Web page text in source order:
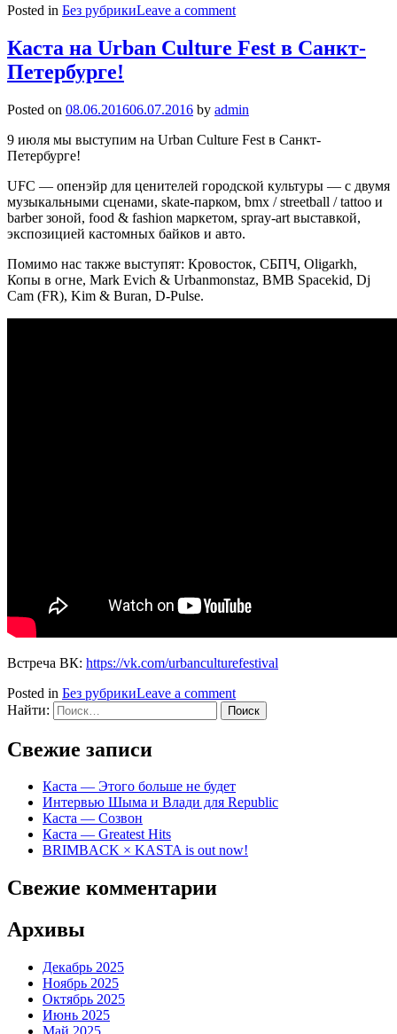
Posted in Без рубрикиLeave a comment
Каста на Urban Culture Fest в Санкт-
Петербурге!
Posted on 08.06.201606.07.2016 by admin
9 июля мы выступим на Urban Culture Fest в Санкт-
Петербурге!
UFC — опенэйр для ценителей городской культуры — с двумя
музыкальными сценами, skate-парком, bmx / streetball / tattoo и
barber зоной, food & fashion маркетом, spray-art выставкой,
экспозицией кастомных байков и авто.
Помимо нас также выступят: Кровосток, СБПЧ, Oligarkh,
Копы в огне, Mark Evich & Urbanmonstaz, BMB Spacekid, Dj
Cam (FR), Kim & Buran, D-Pulse.
Встреча ВК: https://vk.com/urbanculturefestival
Posted in Без рубрикиLeave a comment
Найти:
Свежие записи
Каста — Этого больше не будет
Интервью Шыма и Влади для Republic
Каста — Созвон
Каста — Greatest Hits
BRIMBACK × KASTA is out now!
Свежие комментарии
Архивы
Декабрь 2025
Ноябрь 2025
Октябрь 2025
Июнь 2025